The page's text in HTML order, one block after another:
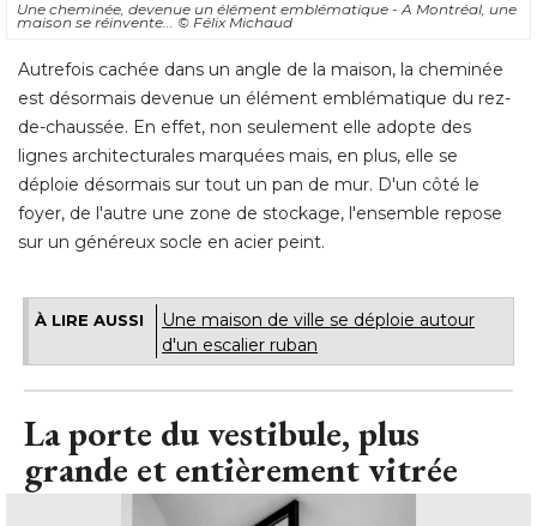
Une cheminée, devenue un élément emblématique - A Montréal, une
maison se réinvente... © Félix Michaud
Autrefois cachée dans un angle de la maison, la cheminée
est désormais devenue un élément emblématique du rez-
de-chaussée. En effet, non seulement elle adopte des
lignes architecturales marquées mais, en plus, elle se
déploie désormais sur tout un pan de mur. D'un côté le
foyer, de l'autre une zone de stockage, l'ensemble repose
sur un généreux socle en acier peint.
À LIRE AUSSI
Une maison de ville se déploie autour
d'un escalier ruban
La porte du vestibule, plus
grande et entièrement vitrée